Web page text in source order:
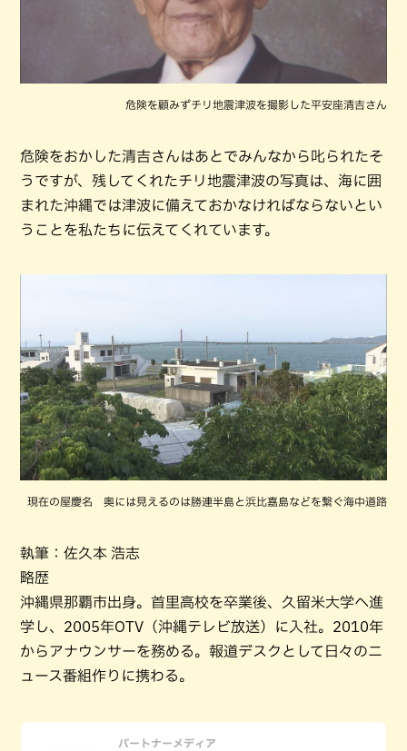
危険を顧みずチリ地震津波を撮影した平安座清吉さん
危険をおかした清吉さんはあとでみんなから叱られたそ
うですが、残してくれたチリ地震津波の写真は、海に囲
まれた沖縄では津波に備えておかなければならないとい
うことを私たちに伝えてくれています。
現在の屋慶名 奥には見えるのは勝連半島と浜比嘉島などを繋ぐ海中道路
執筆：佐久本 浩志
略歴
沖縄県那覇市出身。首里高校を卒業後、久留米大学へ進
学し、2005年OTV（沖縄テレビ放送）に入社。2010年
からアナウンサーを務める。報道デスクとして日々のニ
ュース番組作りに携わる。
パートナーメディア